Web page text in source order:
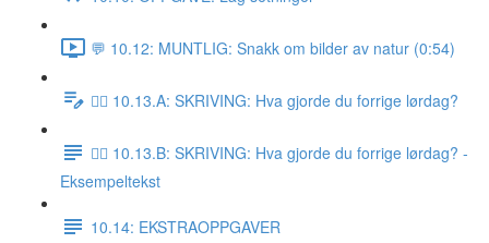
💬 10.12: MUNTLIG: Snakk om bilder av natur (0:54)
✍🏼 10.13.A: SKRIVING: Hva gjorde du forrige lørdag?
✍🏼 10.13.B: SKRIVING: Hva gjorde du forrige lørdag? -
Eksempeltekst
10.14: EKSTRAOPPGAVER